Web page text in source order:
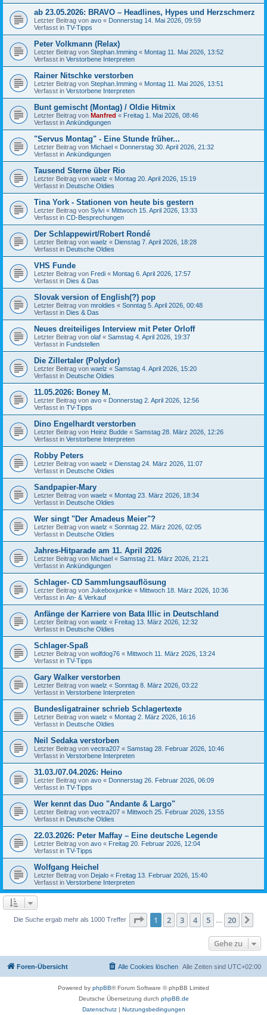
ab 23.05.2026: BRAVO – Headlines, Hypes und Herzschmerz
Letzter Beitrag von avo « Donnerstag 14. Mai 2026, 09:59
Verfasst in TV-Tipps
Peter Volkmann (Relax)
Letzter Beitrag von Stephan.Imming « Montag 11. Mai 2026, 13:52
Verfasst in Verstorbene Interpreten
Rainer Nitschke verstorben
Letzter Beitrag von Stephan.Imming « Montag 11. Mai 2026, 13:51
Verfasst in Verstorbene Interpreten
Bunt gemischt (Montag) / Oldie Hitmix
Letzter Beitrag von Manfred « Freitag 1. Mai 2026, 08:46
Verfasst in Ankündigungen
"Servus Montag" - Eine Stunde früher...
Letzter Beitrag von Michael « Donnerstag 30. April 2026, 21:32
Verfasst in Ankündigungen
Tausend Sterne über Rio
Letzter Beitrag von waelz « Montag 20. April 2026, 15:19
Verfasst in Deutsche Oldies
Tina York - Stationen von heute bis gestern
Letzter Beitrag von Sylvi « Mittwoch 15. April 2026, 13:33
Verfasst in CD-Besprechungen
Der Schlappewirt/Robert Rondé
Letzter Beitrag von waelz « Dienstag 7. April 2026, 18:28
Verfasst in Deutsche Oldies
VHS Funde
Letzter Beitrag von Fredi « Montag 6. April 2026, 17:57
Verfasst in Dies & Das
Slovak version of English(?) pop
Letzter Beitrag von mroldies « Sonntag 5. April 2026, 00:48
Verfasst in Dies & Das
Neues dreiteiliges Interview mit Peter Orloff
Letzter Beitrag von olaf « Samstag 4. April 2026, 19:37
Verfasst in Fundstellen
Die Zillertaler (Polydor)
Letzter Beitrag von waelz « Samstag 4. April 2026, 15:20
Verfasst in Deutsche Oldies
11.05.2026: Boney M.
Letzter Beitrag von avo « Donnerstag 2. April 2026, 12:56
Verfasst in TV-Tipps
Dino Engelhardt verstorben
Letzter Beitrag von Heinz Budde « Samstag 28. März 2026, 12:26
Verfasst in Verstorbene Interpreten
Robby Peters
Letzter Beitrag von waelz « Dienstag 24. März 2026, 11:07
Verfasst in Deutsche Oldies
Sandpapier-Mary
Letzter Beitrag von waelz « Montag 23. März 2026, 18:34
Verfasst in Deutsche Oldies
Wer singt "Der Amadeus Meier"?
Letzter Beitrag von waelz « Sonntag 22. März 2026, 02:05
Verfasst in Deutsche Oldies
Jahres-Hitparade am 11. April 2026
Letzter Beitrag von Michael « Samstag 21. März 2026, 21:21
Verfasst in Ankündigungen
Schlager- CD Sammlungsauflösung
Letzter Beitrag von Jukeboxjunkie « Mittwoch 18. März 2026, 10:36
Verfasst in An- & Verkauf
Anfänge der Karriere von Bata Illic in Deutschland
Letzter Beitrag von waelz « Freitag 13. März 2026, 12:32
Verfasst in Deutsche Oldies
Schlager-Spaß
Letzter Beitrag von wolfdog76 « Mittwoch 11. März 2026, 13:24
Verfasst in TV-Tipps
Gary Walker verstorben
Letzter Beitrag von waelz « Sonntag 8. März 2026, 03:22
Verfasst in Verstorbene Interpreten
Bundesligatrainer schrieb Schlagertexte
Letzter Beitrag von waelz « Montag 2. März 2026, 16:16
Verfasst in Deutsche Oldies
Neil Sedaka verstorben
Letzter Beitrag von vectra207 « Samstag 28. Februar 2026, 10:46
Verfasst in Verstorbene Interpreten
31.03./07.04.2026: Heino
Letzter Beitrag von avo « Donnerstag 26. Februar 2026, 06:09
Verfasst in TV-Tipps
Wer kennt das Duo "Andante & Largo"
Letzter Beitrag von vectra207 « Mittwoch 25. Februar 2026, 13:55
Verfasst in Deutsche Oldies
22.03.2026: Peter Maffay – Eine deutsche Legende
Letzter Beitrag von avo « Freitag 20. Februar 2026, 12:04
Verfasst in TV-Tipps
Wolfgang Heichel
Letzter Beitrag von Dejalo « Freitag 13. Februar 2026, 15:40
Verfasst in Verstorbene Interpreten
Die Suche ergab mehr als 1000 Treffer Seite 1von 20
1 2 3 4 5 20
Gehe zu
Foren-Übersicht Alle Zeiten sind UTC+02:00
Alle Cookies löschen
Powered by phpBB® Forum Software © phpBB Limited
Deutsche Übersetzung durch phpBB.de
Datenschutz| Nutzungsbedingungen